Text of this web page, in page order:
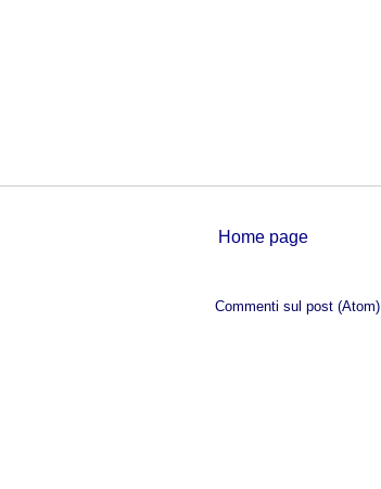
Home page
Commenti sul post (Atom)